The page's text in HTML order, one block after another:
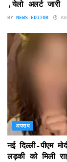
,येलो अलर्ट जारी
BY NEWS-EDITOR
अपराध
नई दिल्ली-पीएम
लड़की को मिली